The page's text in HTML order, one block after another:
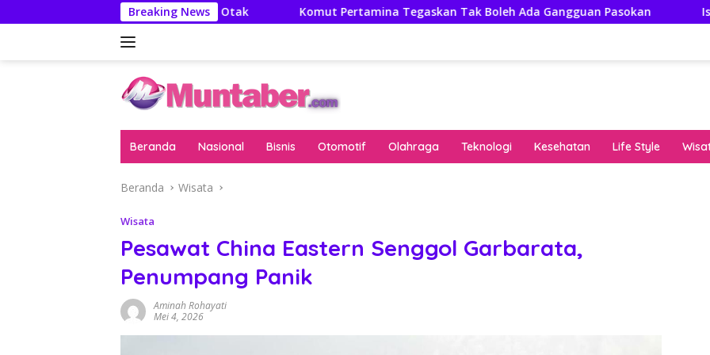
ke
Breaking News
Literatur Itu Minuman Otak Komut Pertamina Tegaskan Tak Boleh Ada Gangguan Pasokan Isuzu Pajang
Beranda Nasional Bisnis Otomotif Olahraga Teknologi Kesehatan Life Style
Beranda Wisata
Wisata
Pesawat China Eastern Senggol Garbarata,
Penumpang Panik
Aminah Rohayati
Mei 4, 2026